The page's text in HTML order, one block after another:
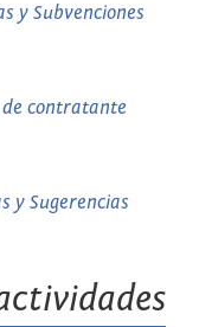
y Subvenciones
contratante
y Sugerencias